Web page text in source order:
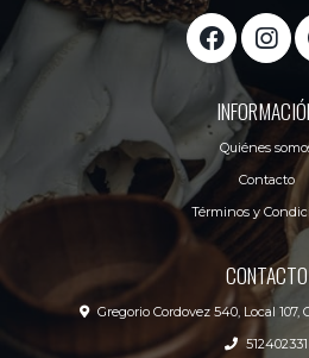
Quiénes
Contacto
Términos y
CONTACTO
Gregorio Cordovez 540, Local 107,
512402331